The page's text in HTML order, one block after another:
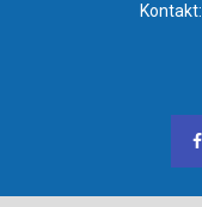
Kontakt: